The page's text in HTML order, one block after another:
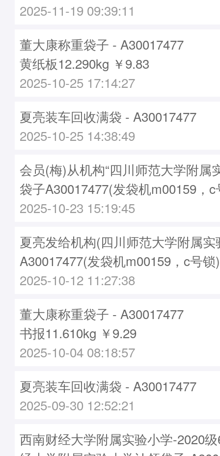
2025-11-19 09:39:11
董大康称重袋子 - A30017477
黄纸板12.290kg ￥9.83
2025-10-25 17:14:27
夏亮装车回收满袋 - A30017477
2025-10-25 14:38:49
会员(梅)从机构“四川师范大学附属
袋子A30017477(发袋机m00159，
2025-10-23 15:19:45
夏亮发给机构(四川师范大学附属
A30017477(发袋机m00159，c号锁)
2025-10-12 11:27:38
董大康称重袋子 - A30017477
书报11.610kg ￥9.29
2025-10-04 08:18:57
夏亮装车回收满袋 - A30017477
2025-09-30 12:52:21
西南财经大学附属实验小学-2020